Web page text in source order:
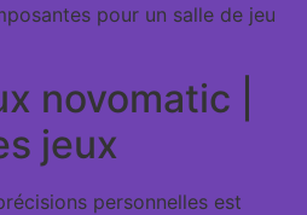
pour un salle de jeu
novomatic |
jeux
personnelles est